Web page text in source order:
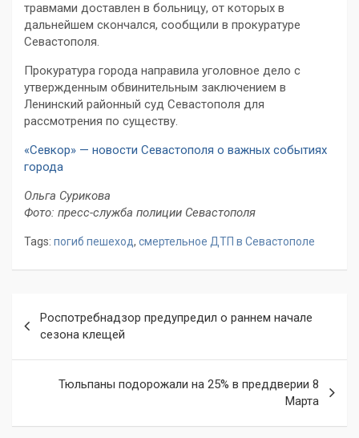
травмами доставлен в больницу, от которых в
дальнейшем скончался, сообщили в прокуратуре
Севастополя.
Прокуратура города направила уголовное дело с
утвержденным обвинительным заключением в
Ленинский районный суд Севастополя для
рассмотрения по существу.
«Севкор» — новости Севастополя о важных событиях
города
Ольга Сурикова
Фото: пресс-служба полиции Севастополя
Tags: погиб пешеход, смертельное ДТП в Севастополе
по
записям
Роспотребнадзор предупредил о раннем начале
сезона клещей
Тюльпаны подорожали на 25% в преддверии 8
Марта